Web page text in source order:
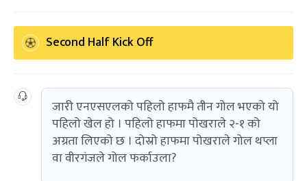
Second Half Kick Off
जारी एनएसएलको पहिलो हाफमै तीन गोल भएको यो
पहिलो खेल हो । पहिलो हाफमा पोखराले २-१ को
अग्रता लिएको छ । दोस्रो हाफमा पोखराले गोल थप्ला
वा वीरगंजले गोल फर्काउला?